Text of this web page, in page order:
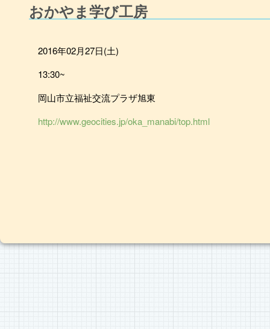
おかやま学び工房
2016年02月27日(土)
13:30~
岡山市立福祉交流プラザ旭東
http://www.geocities.jp/oka_manabi/top.html